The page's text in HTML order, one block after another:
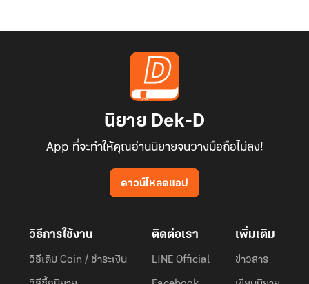
นิยาย Dek-D
App ที่จะทำให้คุณอ่านนิยายจนวางมือถือไม่ลง!
ดาวน์โหลดแอป
วิธีการใช้งาน
วิธีเติม Coin / ชำระเงิน
ติดต่อเรา
LINE Official
เพิ่มเติม
ข่าวสาร